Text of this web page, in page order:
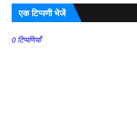
एक टिप्पणी भेजें
0 टिप्पणियाँ